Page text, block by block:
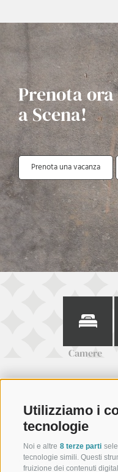
Utilizziamo i
tecnologie
Noi e altre 8 terze parti
tecnologie simili. Questi
fruizione dei contenuti
Prenota
a Scena!
Prenota una vacanza
Camere
+39 0473 945623
Via Scena 3 | I-39017